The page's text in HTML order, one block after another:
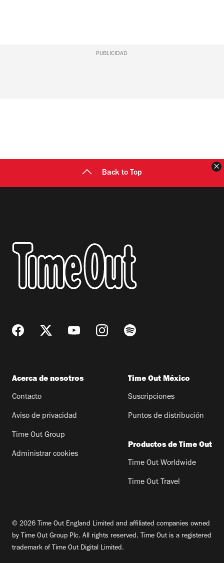
PUBLICIDAD
Back to Top
Acerca de nosotros
Contacto
Aviso de privacidad
Time Out Group
Administrar cookies
Time Out México
Suscripciones
Puntos de distribución
Productos de Time Out
Time Out Worldwide
Time Out Travel
© 2026 Time Out England Limited and affiliated companies owned
by Time Out Group Plc. All rights reserved. Time Out is a registered
trademark of Time Out Digital Limited.